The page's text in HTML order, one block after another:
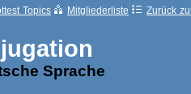
Topics Mitgliederliste
Zurück
Sprache